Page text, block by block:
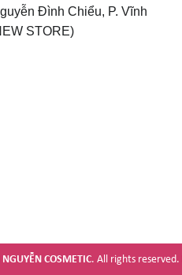
Đình Chiểu, P. Vĩnh
STORE)
NGUYỄN COSMETIC. All rights reserved.